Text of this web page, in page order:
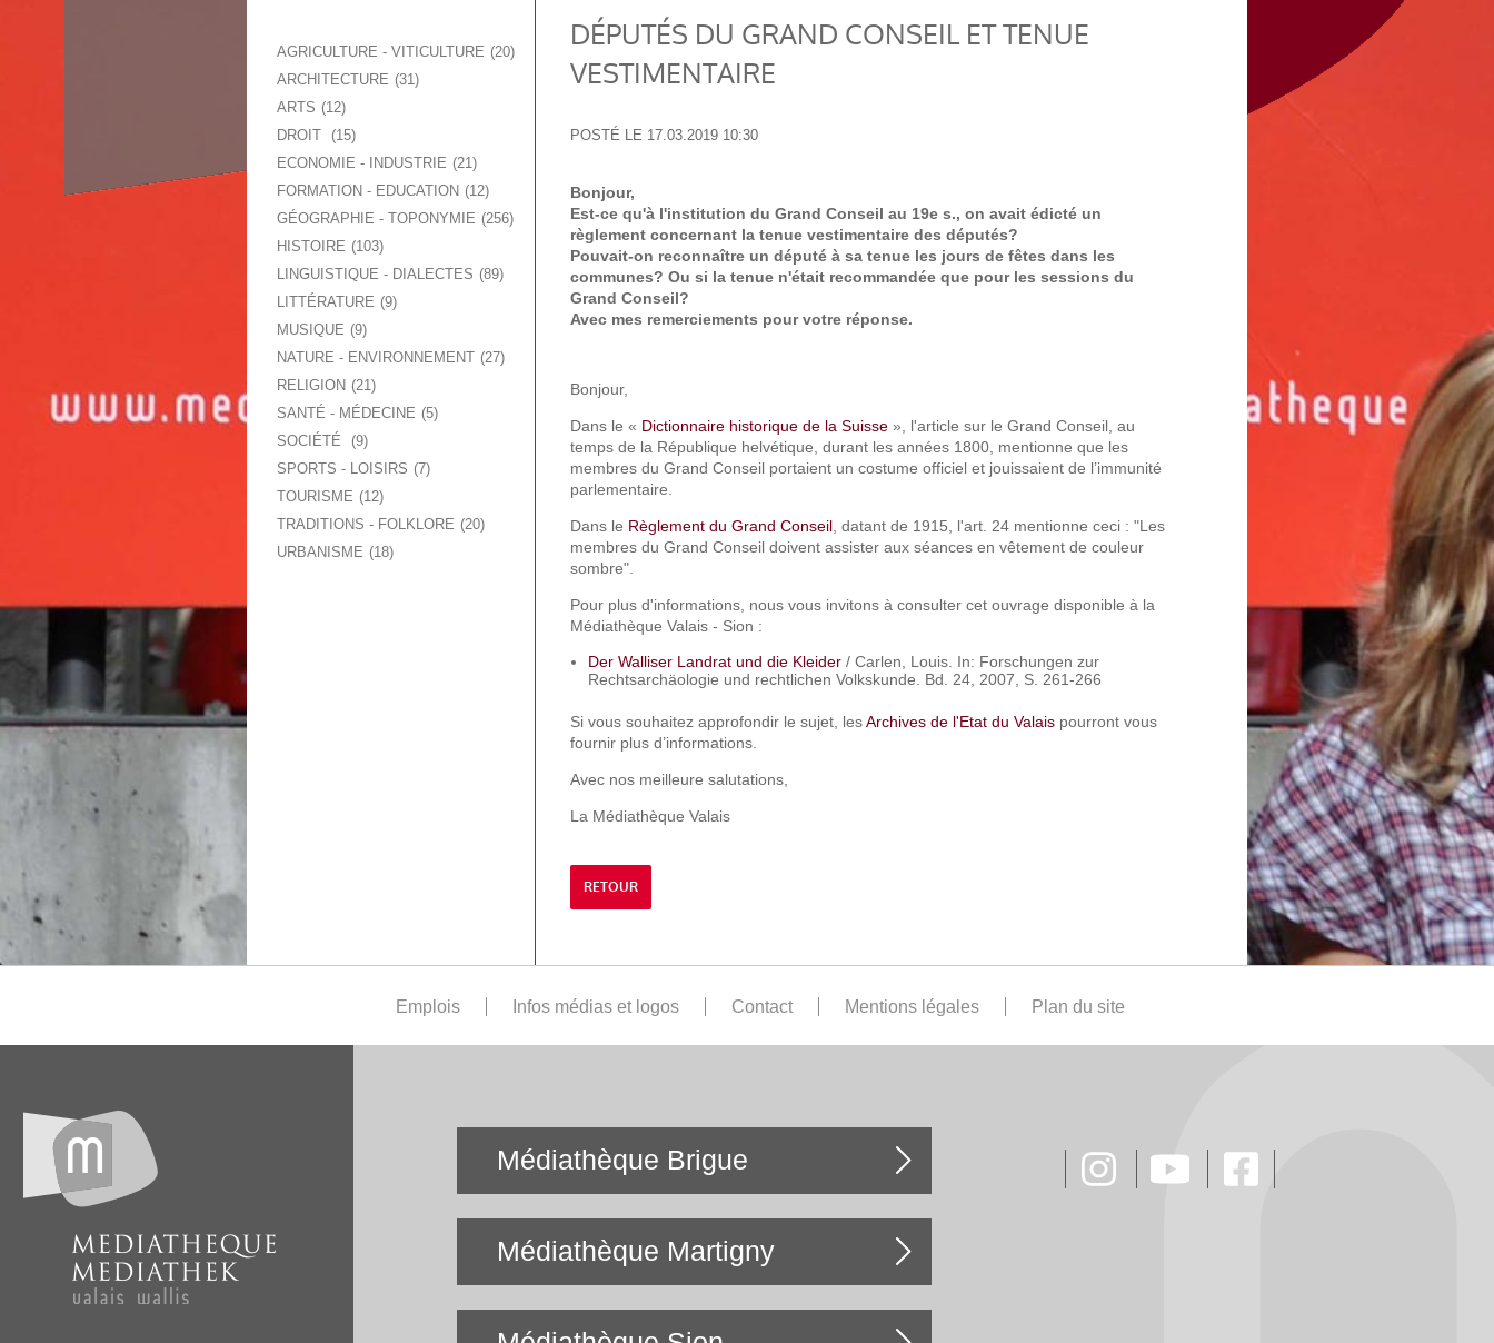
AGRICULTURE - VITICULTURE
20
ARCHITECTURE
31
ARTS
12
DROIT
15
ECONOMIE - INDUSTRIE
21
FORMATION - EDUCATION
12
GÉOGRAPHIE - TOPONYMIE
256
HISTOIRE
103
LINGUISTIQUE - DIALECTES
89
LITTÉRATURE
9
MUSIQUE
9
NATURE - ENVIRONNEMENT 27
RELIGION
21
SANTÉ - MÉDECINE
5
SOCIÉTÉ
9
SPORTS - LOISIRS
7
TOURISME
12
TRADITIONS - FOLKLORE
20
URBANISME
18
DÉPUTÉS DU GRAND CONSEIL ET TENUE
VESTIMENTAIRE
POSTÉ LE 17.03.2019 10:30
Bonjour,
Est-ce qu'à l'institution du Grand Conseil au 19e s., on avait édicté un
règlement concernant la tenue vestimentaire des députés?
Pouvait-on reconnaître un député à sa tenue les jours de fêtes dans les
communes? Ou si la tenue n'était recommandée que pour les sessions du
Grand Conseil?
Avec mes remerciements pour votre réponse.
Bonjour,
Dans le « Dictionnaire historique de la Suisse», l'article sur le Grand Conseil, au
temps de la République helvétique, durant les années 1800, mentionne que les
membres du Grand Conseil portaient un costume officiel et jouissaient de l’immunité
parlementaire.
Dans le Règlement du Grand Conseil, datant de 1915, l'art. 24 mentionne ceci : "Les
membres du Grand Conseil doivent assister aux séances en vêtement de couleur
sombre".
Pour plus d'informations, nous vous invitons à consulter cet ouvrage disponible à la
Médiathèque Valais - Sion :
Der Walliser Landrat und die Kleider/ Carlen, Louis. In: Forschungen zur
Rechtsarchäologie und rechtlichen Volkskunde. Bd. 24, 2007, S. 261-266
Si vous souhaitez approfondir le sujet, lesArchives de l'Etat du Valaispourront vous
fournir plus d’informations.
Avec nos meilleure salutations,
La Médiathèque Valais
RETOUR
Emplois Infos médias et logos Contact Mentions légales Plan du site
Médiathèque Brigue
Médiathèque Martigny